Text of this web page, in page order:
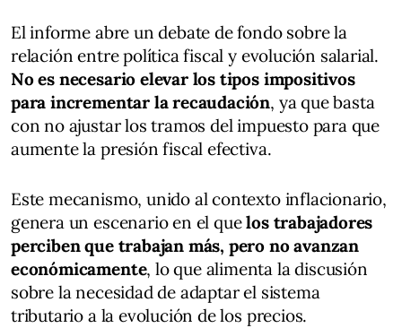
El informe abre un debate de fondo sobre la
relación entre política fiscal y evolución salarial.
No es necesario elevar los tipos impositivos
para incrementar la recaudación, ya que basta
con no ajustar los tramos del impuesto para que
aumente la presión fiscal efectiva.
Este mecanismo, unido al contexto inflacionario,
genera un escenario en el quelos trabajadores
perciben que trabajan más, pero no avanzan
económicamente, lo que alimenta la discusión
sobre la necesidad de adaptar el sistema
tributario a la evolución de los precios.